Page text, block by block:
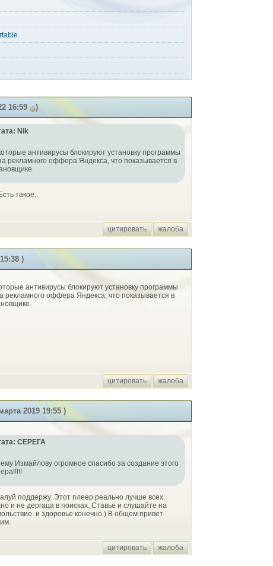
16:59 )
Nik
антивирусы блокируют установку программы
рекламного оффера Яндекса, что показывается в
такое..
цитировать жалоба
)
антивирусы блокируют установку программы
рекламного оффера Яндекса, что показывается в
цитировать жалоба
2019 19:55 )
СЕРЕГА
Измайлову огромное спасибо за создание этого
поддержу. Этот плеер реально лучше всех.
и не дергаца в поисках. Ставье и слушайте на
и здоровье конечно.) В общем привет
цитировать жалоба